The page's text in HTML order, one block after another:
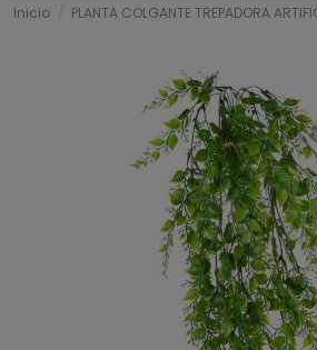
Inicio PLANTA COLGANTE TREPADORA